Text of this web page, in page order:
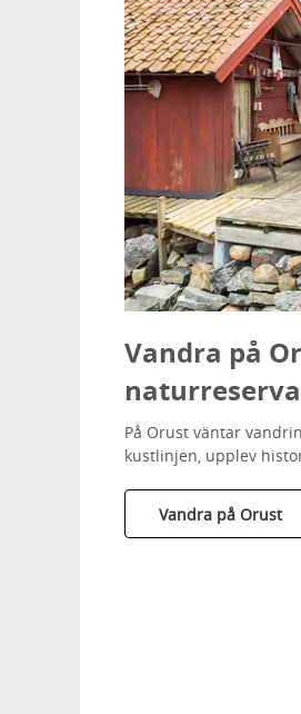
Vandra på
På Orust väntar
kustlinjen, upplev
Vandra på Orust